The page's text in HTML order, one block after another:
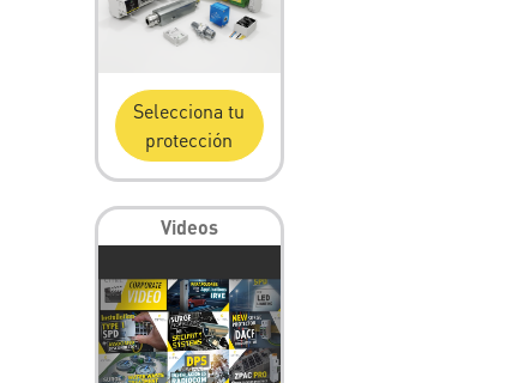
Selecciona tu
protección
Videos